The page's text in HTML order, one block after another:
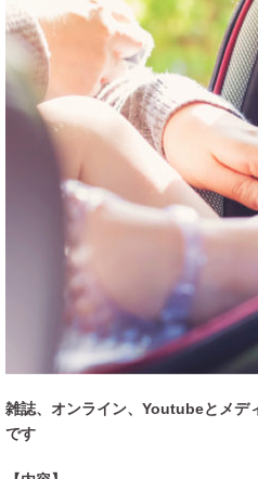
雑誌、オンライン、Youtubeとメデ
です